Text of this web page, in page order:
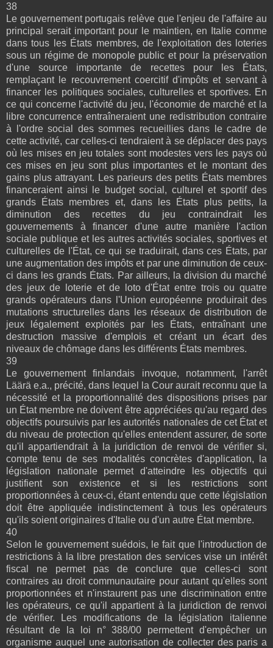
38
Le gouvernement portugais relève que l'enjeu de l'affaire au
principal serait important pour le maintien, en Italie comme
dans tous les États membres, de l'exploitation des loteries
sous un régime de monopole public et pour la préservation
d'une source importante de recettes pour les États,
remplaçant le recouvrement coercitif d'impôts et servant à
financer les politiques sociales, culturelles et sportives. En
ce qui concerne l'activité du jeu, l'économie de marché et la
libre concurrence entraîneraient une redistribution contraire
à l'ordre social des sommes recueillies dans le cadre de
cette activité, car celles-ci tendraient à se déplacer des pays
où les mises en jeu totales sont modestes vers les pays où
ces mises en jeu sont plus importantes et le montant des
gains plus attrayant. Les parieurs des petits États membres
financeraient ainsi le budget social, culturel et sportif des
grands États membres et, dans les États plus petits, la
diminution des recettes du jeu contraindrait les
gouvernements à financer d'une autre manière l'action
sociale publique et les autres activités sociales, sportives et
culturelles de l'État, ce qui se traduirait, dans ces États, par
une augmentation des impôts et par une diminution de ceux-
ci dans les grands États. Par ailleurs, la division du marché
des jeux de loterie et de loto d'État entre trois ou quatre
grands opérateurs dans l'Union européenne produirait des
mutations structurelles dans les réseaux de distribution de
jeux légalement exploités par les États, entraînant une
destruction massive d'emplois et créant un écart des
niveaux de chômage dans les différents États membres.
39
Le gouvernement finlandais invoque, notamment, l'arrêt
Läärä e.a., précité, dans lequel la Cour aurait reconnu que la
nécessité et la proportionnalité des dispositions prises par
un État membre ne doivent être appréciées qu'au regard des
objectifs poursuivis par les autorités nationales de cet État et
du niveau de protection qu'elles entendent assurer, de sorte
qu'il appartiendrait à la juridiction de renvoi de vérifier si,
compte tenu de ses modalités concrètes d'application, la
législation nationale permet d'atteindre les objectifs qui
justifient son existence et si les restrictions sont
proportionnées à ceux-ci, étant entendu que cette législation
doit être appliquée indistinctement à tous les opérateurs
qu'ils soient originaires d'Italie ou d'un autre État membre.
40
Selon le gouvernement suédois, le fait que l'introduction de
restrictions à la libre prestation des services vise un intérêt
fiscal ne permet pas de conclure que celles-ci sont
contraires au droit communautaire pour autant qu'elles sont
proportionnées et n'instaurent pas une discrimination entre
les opérateurs, ce qu'il appartient à la juridiction de renvoi
de vérifier. Les modifications de la législation italienne
résultant de la loi n° 388/00 permettent d'empêcher un
organisme auquel une autorisation de collecter des paris a